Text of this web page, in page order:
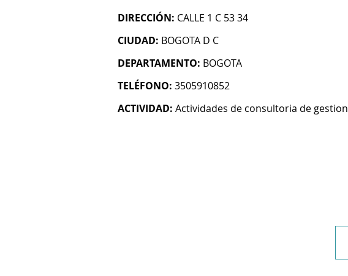
DIRECCIÓN: CALLE 1 C 53 34
CIUDAD: BOGOTA D C
DEPARTAMENTO: BOGOTA
TELÉFONO: 3505910852
ACTIVIDAD: Actividades de consultoria de gestion